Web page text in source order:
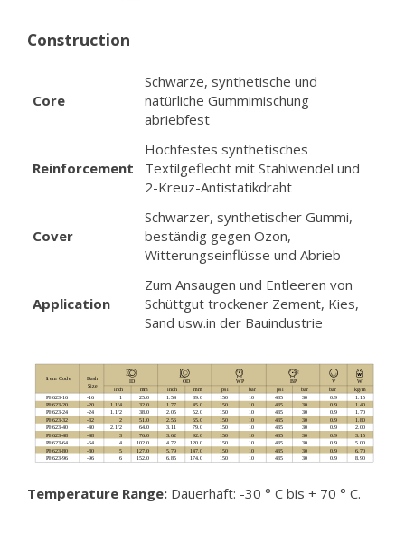
Construction
Core
Schwarze, synthetische und
natürliche Gummimischung
abriebfest
Reinforcement
Hochfestes synthetisches
Textilgeflecht mit Stahlwendel und
2-Kreuz-Antistatikdraht
Cover
Schwarzer, synthetischer Gummi,
beständig gegen Ozon,
Witterungseinflüsse und Abrieb
Application
Zum Ansaugen und Entleeren von
Schüttgut trockener Zement, Kies,
Sand usw.in der Bauindustrie
Temperature Range: Dauerhaft: -30 ° C bis + 70 ° C.